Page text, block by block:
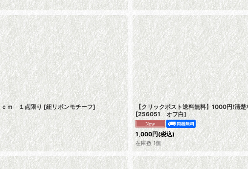
ｃｍ １点限り [紐リボンモチーフ]
【クリックポスト送料無料】1000円!清
[256051 オフ白]
1,000円(税込)
在庫数 1個